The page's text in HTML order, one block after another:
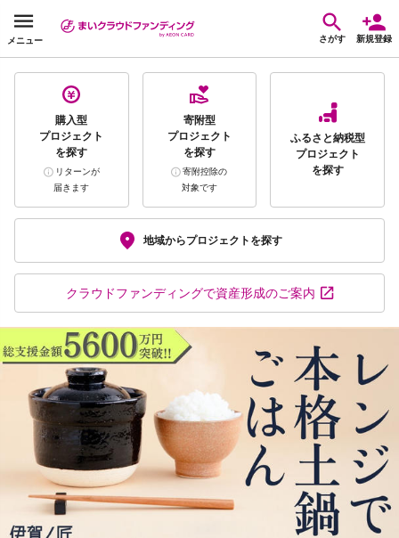
メニュー さがす 新規登録
購入型
プロジェクト
を探す
リターンが
届きます
寄附型
プロジェクト
を探す
寄附控除の
対象です
ふるさと納税型
プロジェクト
を探す
地域からプロジェクトを探す
クラウドファンディングで資産形成のご案内